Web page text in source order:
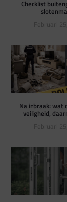
Checklist
Februari
Na inbraak: wat
veiligheid,
Februari